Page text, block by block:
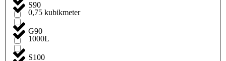
S90
G90
S100
0,75 kubikmeter
1000L